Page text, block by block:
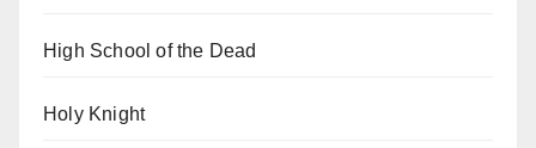
High School of the Dead
Holy Knight